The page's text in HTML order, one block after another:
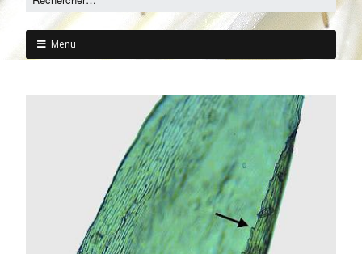
Menu